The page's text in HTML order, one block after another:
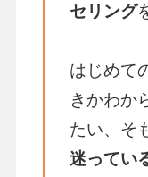
セリング
はじめて
きかわか
たい、そ
迷ってい